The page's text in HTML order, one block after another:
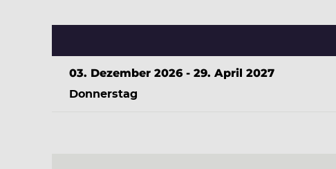
03. Dezember 2026 - 29. April 2027
Donnerstag